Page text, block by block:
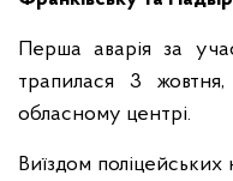
Перша аварія за
трапилася 3
обласному центрі.
Виїздом поліцейських